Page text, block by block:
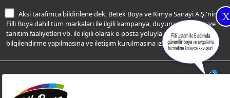
X
KVKK Aydınlatma Metni
Aksi tarafımca bildirilene dek, Betek Boya ve Kimya Sanayi A.Ş.'nin
Filli Boya dahil tüm markaları ile ilgili kampanya, duyuru, hizmetler ve
tanıtım faaliyetleri vb. ile ilgili olarak e-posta yoluyla şahsıma
bilgilendirme yapılmasına ve iletişim kurulmasına izin veriyorum.